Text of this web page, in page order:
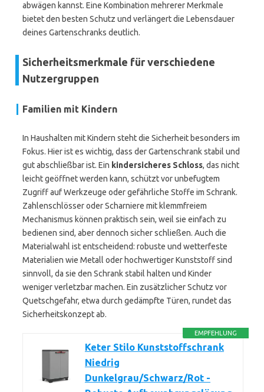
abwägen kannst. Eine Kombination mehrerer Merkmale
bietet den besten Schutz und verlängert die Lebensdauer
deines Gartenschranks deutlich.
Sicherheitsmerkmale für verschiedene
Nutzergruppen
Familien mit Kindern
In Haushalten mit Kindern steht die Sicherheit besonders im
Fokus. Hier ist es wichtig, dass der Gartenschrank stabil und
gut abschließbar ist. Ein kindersicheres Schloss, das nicht
leicht geöffnet werden kann, schützt vor unbefugtem
Zugriff auf Werkzeuge oder gefährliche Stoffe im Schrank.
Zahlenschlösser oder Scharniere mit klemmfreiem
Mechanismus können praktisch sein, weil sie einfach zu
bedienen sind, aber dennoch sicher schließen. Auch die
Materialwahl ist entscheidend: robuste und wetterfeste
Materialien wie Metall oder hochwertiger Kunststoff sind
sinnvoll, da sie den Schrank stabil halten und Kinder
weniger verletzbar machen. Ein zusätzlicher Schutz vor
Quetschgefahr, etwa durch gedämpfte Türen, rundet das
Sicherheitskonzept ab.
EMPFEHLUNG
Keter Stilo Kunststoffschrank
Niedrig
Dunkelgrau/Schwarz/Rot -